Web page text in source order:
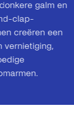
galm en
clap-
creëren een
vernietiging,